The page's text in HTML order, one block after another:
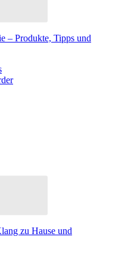
– Produkte, Tipps und
zu Hause und